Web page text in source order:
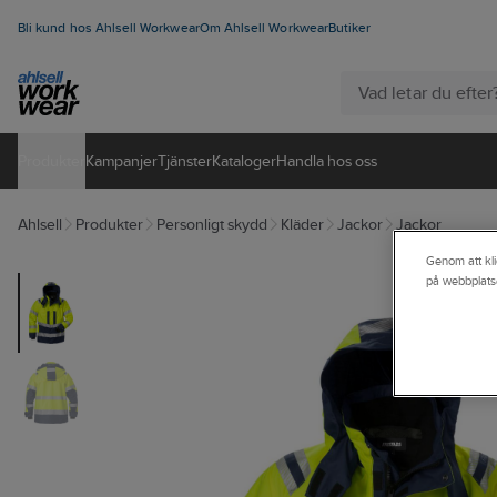
Bli kund hos Ahlsell WorkwearOm Ahlsell WorkwearButiker
KampanjerTjänsterKatalogerHandla hos oss
Ahlsell Produkter Personligt skydd Kläder Jackor Jackor
Genom att
på